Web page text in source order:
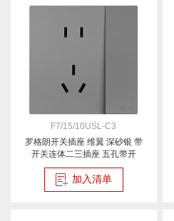
F7/15/10USL-C3
罗格朗开关插座 维翼 深砂银 带
开关连体二三插座 五孔带开
加入清单